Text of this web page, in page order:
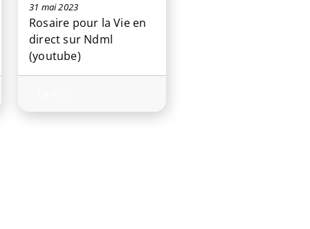
31 mai 2023
Rosaire pour la Vie en
direct sur Ndml
(youtube)